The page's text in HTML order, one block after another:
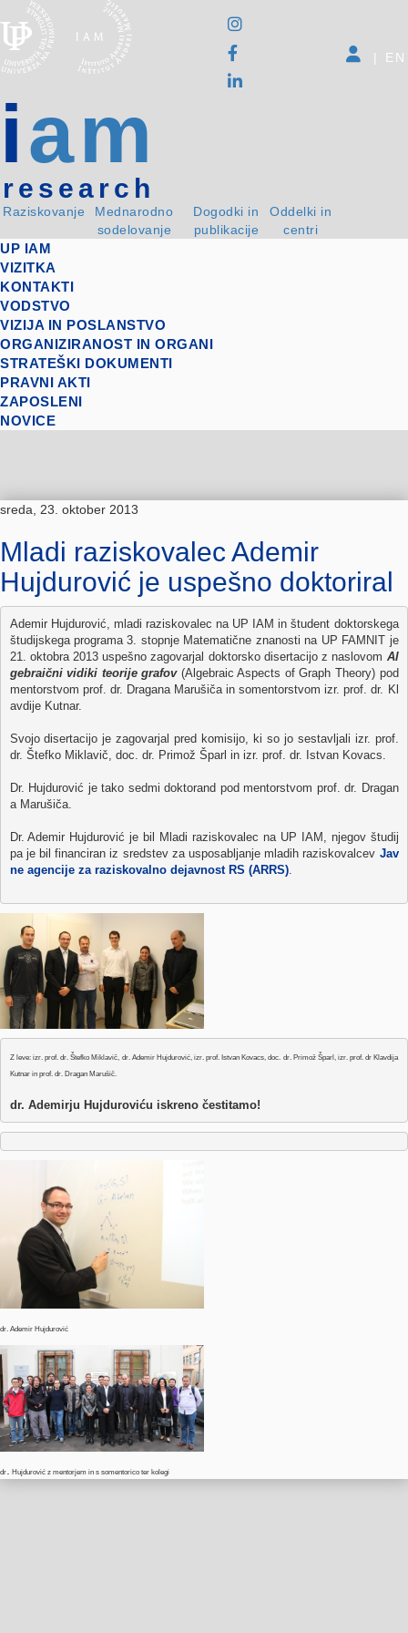
iam
research
Raziskovanje
Mednarodno
sodelovanje
Dogodki in
publikacije
Oddelki in
centri
| EN
UP IAM
VIZITKA
KONTAKTI
VODSTVO
VIZIJA IN POSLANSTVO
ORGANIZIRANOST IN ORGANI
STRATEŠKI DOKUMENTI
PRAVNI AKTI
ZAPOSLENI
NOVICE
sreda, 23. oktober 2013
Mladi raziskovalec Ademir
Hujdurović je uspešno doktoriral
Ademir Hujdurović mladi raziskovalec na UP IAM in študent doktorskega
študijskega programa 3. stopnje Matematične znanosti na UP FAMNIT je
21. oktobra 2013 uspešno zagovarjal doktorsko disertacijo z naslovom Al
gebraični vidiki teorije grafov
(Algebraic Aspects of Graph Theory) pod
mentorstvom prof. dr. Dragana Marušiča in somentorstvom izr. prof . dr. Kl
avdije Kutnar.
Svojo disertacijo je zagovarjal pred komisijo , ki so jo sestavljali izr. prof
dr. Štefko Miklavič , doc. dr. Primož Šparl in izr. prof. dr. Istvan Kovacs
Dr. Hujdurović je tako sedmi doktorand pod mentorstvom prof. dr. Dragan
a Marušiča.
Dr. Ademir Hujdurović je bil Mladi raziskovalec na UP IAM njegov študij
pa je bil financiran iz sredstev za usposabljanje mladih raziskovalcev Jav
ne agencije za raziskovalno dejavnost RS (ARRS).
Z leve: izr. prof. dr. Štefko Miklavič, dr. Ademir Hujdurović, izr. prof. Istvan Kovacs, doc. dr. Primož Šparl, izr. prof. dr Klavdija
Kutnar in prof. dr. Dragan Marušič.
dr. Ademirju Hujduroviću iskreno čestitamo!
dr. Ademir Hujdurović
dr Hujdurović z mentorjem in s somentorico ter kolegi